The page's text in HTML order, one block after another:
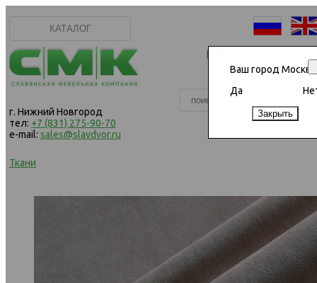
Ваш город
Да
КАТАЛОГ
г. Нижний Новгород
тел: +7 (831) 275-90-70
e-mail: sales@slavdvor.ru
Начать
Ткани